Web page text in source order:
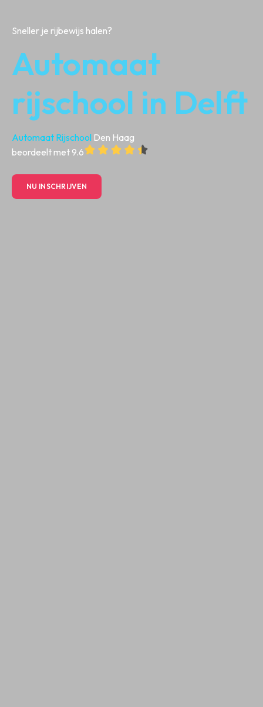
Sneller je rijbewijs halen?
Automaat
rijschool in Delft
Automaat Rijschool Den Haag
beordeelt met 9.6
NU INSCHRIJVEN